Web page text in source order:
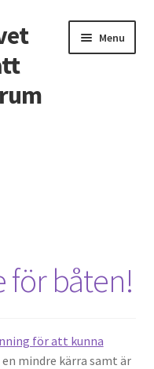
Menu
intryck online
få lån?
för båten!
för att kunna
mindre kärra samt är